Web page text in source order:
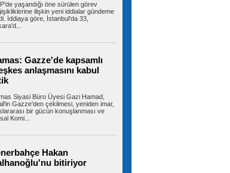
her köşesine dokunuyoruz
çalışmalarının tüm...
Kaldırımlar işgalden arındırılıyor
zabıta ekipleri, kamusal
ve güvenli...
Trabzonspor resmen açıkladı!
yaşandığı öne sürülen görev
ilişkin yeni iddialar gündeme
İddiaya göre, İstanbul'da 33,
Gazze'de kapsamlı
anlaşmasını kabul
Siyasi Büro Üyesi Gazi Hamad,
Gazze'den çekilmesi, yeniden imar,
bir gücün konuşlanması ve
Komi...
Hakan
bitiriyor